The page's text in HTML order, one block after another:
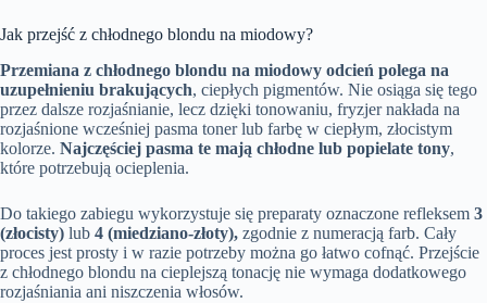
Jak przejść z chłodnego blondu na miodowy?
Przemiana z chłodnego blondu na miodowy odcień polega na
uzupełnieniu brakujących, ciepłych pigmentów. Nie osiąga się tego
przez dalsze rozjaśnianie, lecz dzięki tonowaniu, fryzjer nakłada na
rozjaśnione wcześniej pasma toner lub farbę w ciepłym, złocistym
kolorze. Najczęściej pasma te mają chłodne lub popielate tony,
które potrzebują ocieplenia.
Do takiego zabiegu wykorzystuje się preparaty oznaczone refleksem 3
(złocisty) lub 4 (miedziano-złoty), zgodnie z numeracją farb. Cały
proces jest prosty i w razie potrzeby można go łatwo cofnąć. Przejście
z chłodnego blondu na cieplejszą tonację nie wymaga dodatkowego
rozjaśniania ani niszczenia włosów.